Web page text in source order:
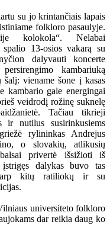
su jo krintančiais lapais
folkloro pasaulyje.
kolokola“. Nelabai
13-osios vakarą su
dalyvauti koncerte
kambariuką
viename šone į kasas
kambario gale energingai
veidrodį rožinę suknelę
Tačiau tikrieji
ir nutilus susirinkusiems
rylininkas Andrejus
o slovakių, atlikusių
privertė išsižioti iš
dalykas buvo tas
tarp kitų ratiliokų ir su
universiteto folkloro
dar reikia daug ko